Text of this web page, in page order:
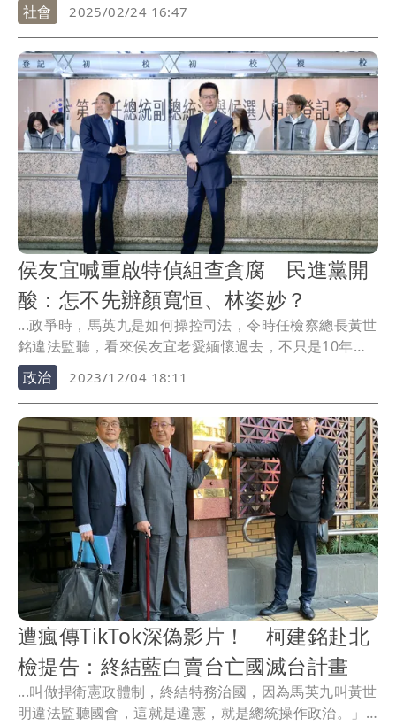
社會
2025/02/24 16:47
侯友宜喊重啟特偵組查貪腐 民進黨開
酸：怎不先辦顏寬恒、林姿妙？
...政爭時，馬英九是如何操控司法，令時任檢察總長黃世
銘違法監聽，看來侯友宜老愛緬懷過去，不只是10年前
的...
政治 2023/12/04 18:11
遭瘋傳TikTok深偽影片！ 柯建銘赴北
檢提告：終結藍白賣台亡國滅台計畫
...叫做捍衛憲政體制，終結特務治國，因為馬英九叫黃世
明違法監聽國會，這就是違憲，就是總統操作政治。」